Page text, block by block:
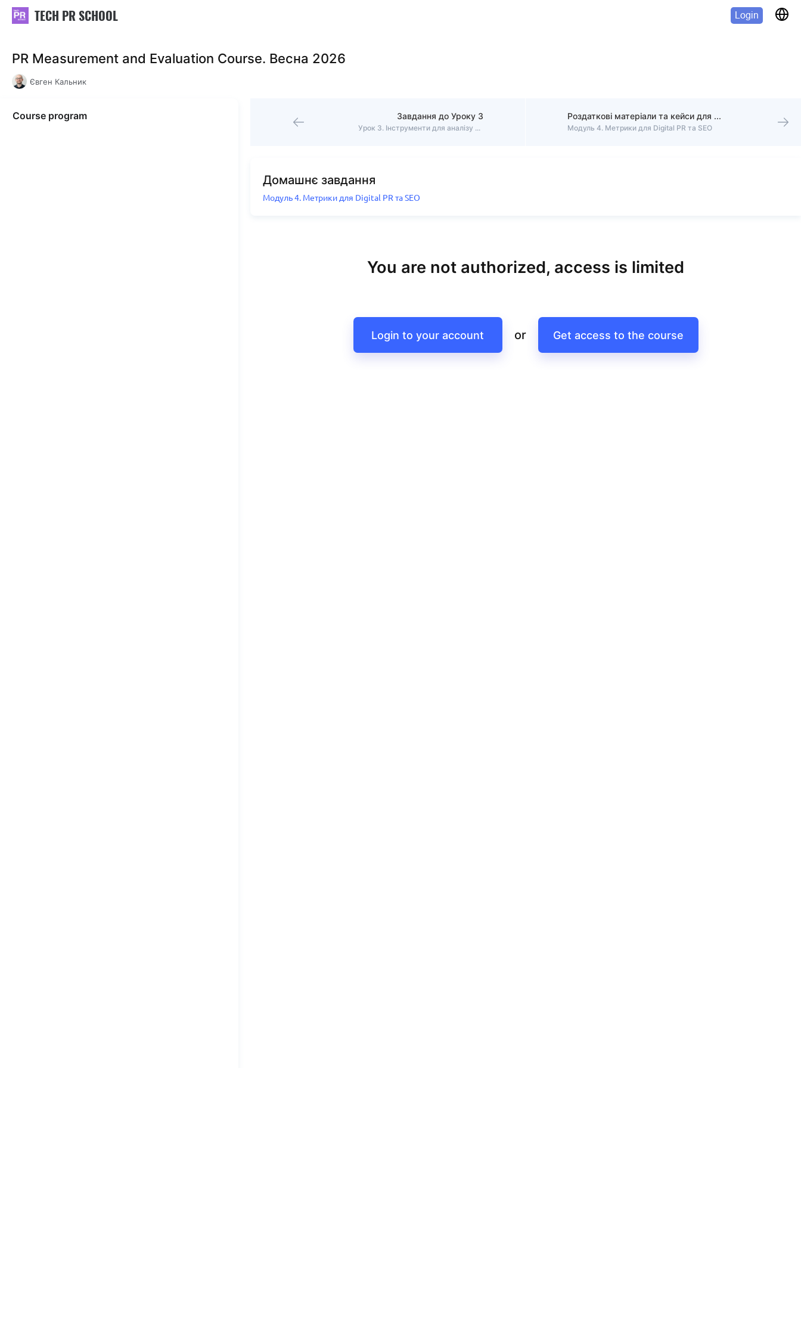
TECH PR SCHOOL Login
PR Measurement and Evaluation Course. Весна 2026
Євген Кальник
Course program Завдання до Уроку 3
Урок 3. Інструменти для аналізу SEO-метрик
Роздаткові матеріали та кейси для самостійного опрацювання
Модуль 4. Метрики для Digital PR та SEO
Домашнє завдання
Модуль 4. Метрики для Digital PR та SEO
You are not authorized, access is limited
Login to your account or Get access to the course